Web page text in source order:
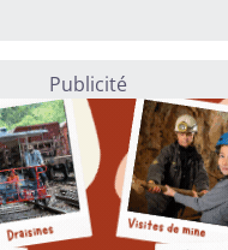
Publicité